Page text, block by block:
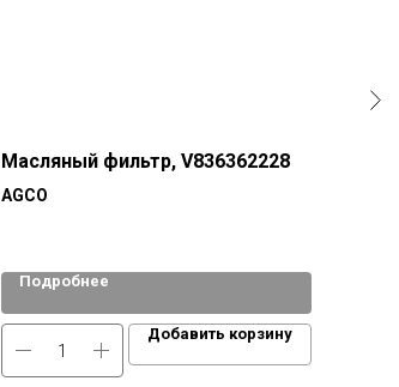
Масляный фильтр, V836362228
AGCO
Подробнее
Добавить корзину